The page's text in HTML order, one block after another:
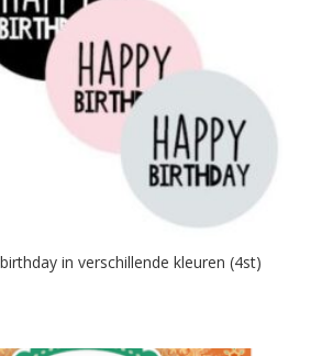
in verschillende kleuren (4st)